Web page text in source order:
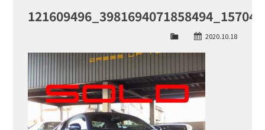
Access
アクセス
2020.10.18